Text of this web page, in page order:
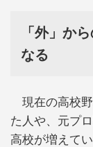
「外」か
なる
現在の高校野
た人や、元プ
高校が増えて